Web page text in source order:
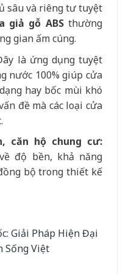
sâu và riêng tư tuyệt
giả gỗ ABSthường
gian ấm cúng.
là ứng dụng tuyệt
nước 100% giúp cửa
hay bốc mùi khó
đề mà các loại cửa
căn hộ chung cư:
độ bền, khả năng
bộ trong thiết kế